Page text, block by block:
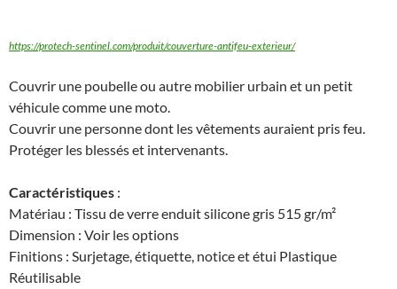
https://protech-sentinel.com/produit/couverture-antifeu-exterieur/
Couvrir une poubelle ou autre mobilier urbain et un petit
véhicule comme une moto.
Couvrir une personne dont les vêtements auraient pris feu.
Protéger les blessés et intervenants.
Caractéristiques :
Matériau : Tissu de verre enduit silicone gris 515 gr/m²
Dimension : Voir les options
Finitions : Surjetage, étiquette, notice et étui Plastique
Réutilisable